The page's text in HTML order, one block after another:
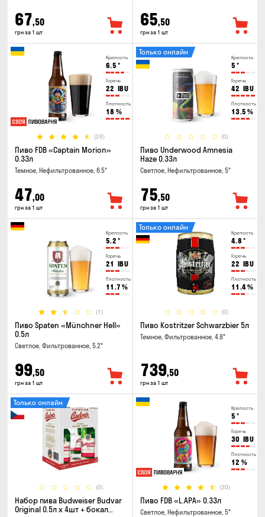
67,50
грн за 1 шт
65,50
грн за 1 шт
Крепость
6.5 °
Горечь
22 IBU
Плотность
18 %
(26)
Пиво FDB «Captain Morion»
0.33л
Темное, Нефильтрованное, 6.5°
47,00
грн за 1 шт
Крепость
5 °
Горечь
42 IBU
Плотность
13.5 %
(0)
Только онлайн
Пиво Underwood Amnesia
Haze 0.33л
Светлое, Нефильтрованное, 5°
75,50
грн за 1 шт
Крепость
5.2 °
Горечь
21 IBU
Плотность
11.7 %
(1)
Пиво Spaten «Münchner Hell»
0.5л
Светлое, Фильтрованное, 5.2°
99,50
грн за 1 шт
Крепость
4.8 °
Горечь
22 IBU
Плотность
11.4%
(0)
Только онлайн
Пиво Kostritzer Schwarzbier 5л
Темное, Фильтрованное, 4.8°
739,50
грн за 1 шт
(0)
Только онлайн
Набор пива Budweiser Budvar
Original 0.5л х 4шт + бокал
Крепость
5 °
Горечь
30 IBU
Плотность
12 %
(30)
Пиво FDB «L.APA» 0.33л
Светлое, Нефильтрованное, 5°